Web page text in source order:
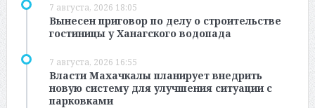
7 августа, 2026 18:05
Вынесен приговор по делу о строительстве
гостиницы у Ханагского водопада
7 августа, 2026 16:55
Власти Махачкалы планирует внедрить
новую систему для улучшения ситуации с
парковками